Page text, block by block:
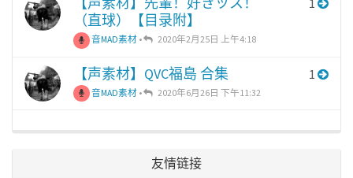
（直球）【目录附】
音MAD素材 • 2020年2月25日 上午4:18
1
【声素材】QVC福島 合集
音MAD素材 • 2020年6月26日 下午11:32
1
友情链接